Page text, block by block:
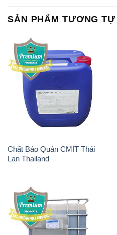
SẢN PHẨM TƯƠNG TỰ
Chất Bảo Quản CMIT Thái
Lan Thailand